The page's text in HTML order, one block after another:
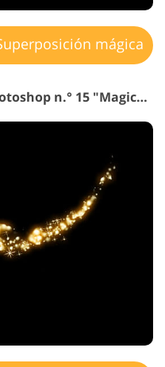
mágica
Superposición mágica de Photoshop n.° 15 "Magical Dust"